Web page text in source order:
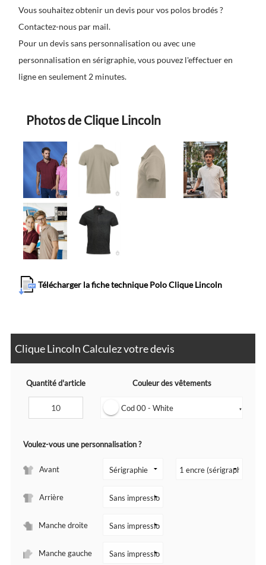
Vous souhaitez obtenir un devis pour vos polos brodés ?
Contactez-nous par mail.
Pour un devis sans personnalisation ou avec une
personnalisation en sérigraphie, vous pouvez l'effectuer en
ligne en seulement 2 minutes.
Photos de Clique Lincoln
Télécharger la fiche technique Polo Clique Lincoln
Clique Lincoln Calculez votre devis
Quantité d'article Couleur des vêtements
Cod 00 - White ▼
Voulez-vous une personnalisation ?
Avant
Arrière
Manche droite
Manche gauche